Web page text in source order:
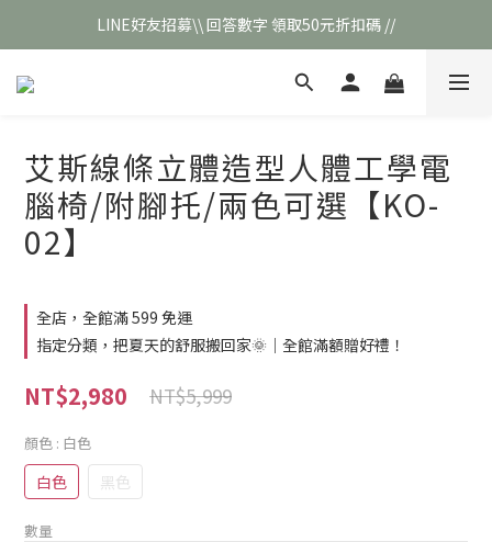
\\新會員註冊// 贈100元購物金❣️
LINE好友招募\\ 回答數字 領取50元折扣碼 //
\\新會員註冊// 贈100元購物金❣️
艾斯線條立體造型人體工學電
腦椅/附腳托/兩色可選【KO-
02】
全店，全館滿 599 免運
指定分類，把夏天的舒服搬回家🌞｜全館滿額贈好禮！
NT$2,980 NT$5,999
顏色 : 白色
白色 黑色
數量